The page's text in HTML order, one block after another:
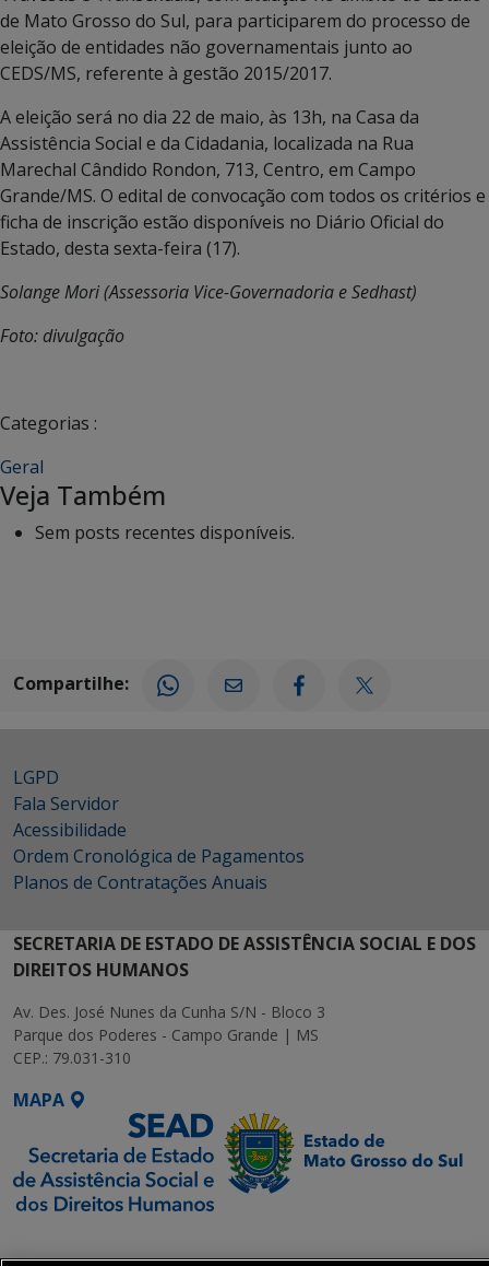
de Mato Grosso do Sul, para participarem do processo de
eleição de entidades não governamentais junto ao
CEDS/MS, referente à gestão 2015/2017.
A eleição será no dia 22 de maio, às 13h, na Casa da
Assistência Social e da Cidadania, localizada na Rua
Marechal Cândido Rondon, 713, Centro, em Campo
Grande/MS. O edital de convocação com todos os critérios e
ficha de inscrição estão disponíveis no Diário Oficial do
Estado, desta sexta-feira (17).
Solange Mori (Assessoria Vice-Governadoria e Sedhast)
Foto: divulgação
Categorias :
Geral
Veja Também
Sem posts recentes disponíveis.
Compartilhe:
LGPD
Fala Servidor
Acessibilidade
Ordem Cronológica de Pagamentos
Planos de Contratações Anuais
SECRETARIA DE ESTADO DE ASSISTÊNCIA SOCIAL E DOS
DIREITOS HUMANOS
Av. Des. José Nunes da Cunha S/N - Bloco 3
Parque dos Poderes - Campo Grande | MS
CEP.: 79.031-310
MAPA